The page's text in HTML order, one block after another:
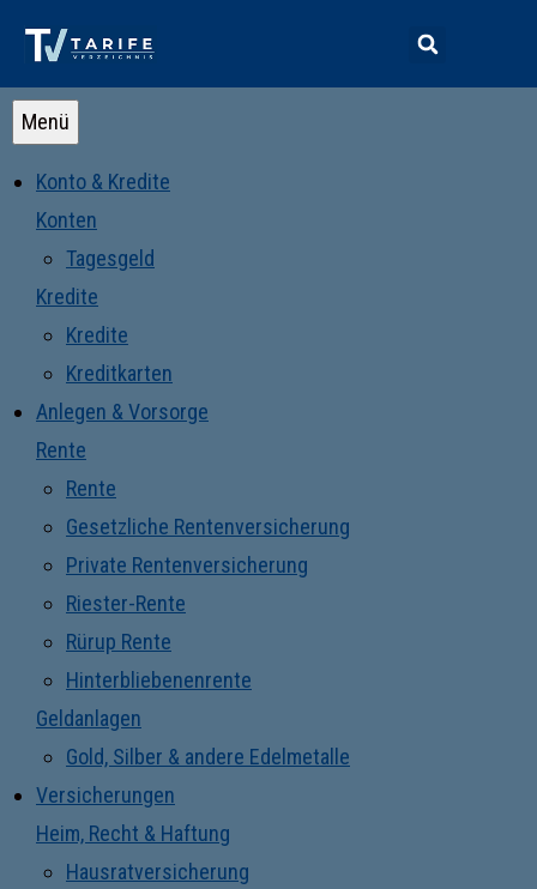
Menü
Konto & Kredite
Konten
Tagesgeld
Kredite
Kredite
Kreditkarten
Anlegen & Vorsorge
Rente
Rente
Gesetzliche Rentenversicherung
Private Rentenversicherung
Riester-Rente
Rürup Rente
Hinterbliebenenrente
Geldanlagen
Gold, Silber & andere Edelmetalle
Versicherungen
Heim, Recht & Haftung
Hausratversicherung